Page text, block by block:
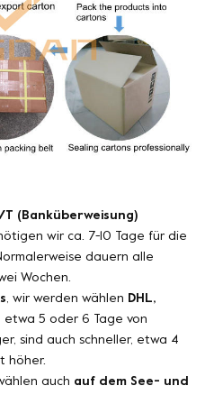
T (Banküberweisung)
wir ca. 7-10 Tage für die
dauern alle
Wochen.
, wir werden wählen DHL,
5 oder 6 Tage von
sind auch schneller, etwa 4
höher.
auch auf dem See- und